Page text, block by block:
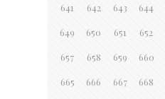
641 642 643 644
649 650 651 652
657 658 659 660
665 666 667 668